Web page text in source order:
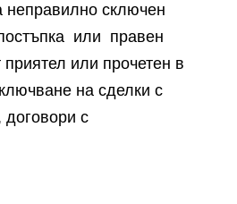
сключен
или правен
или прочетен в
на сделки с
с